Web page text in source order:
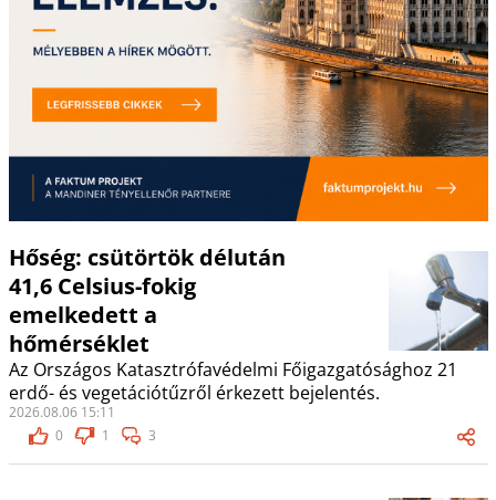
Hőség: csütörtök délután
41,6 Celsius-fokig
emelkedett a
hőmérséklet
Az Országos Katasztrófavédelmi Főigazgatósághoz 21
erdő- és vegetációtűzről érkezett bejelentés.
2026.08.06 15:11
0
1 3